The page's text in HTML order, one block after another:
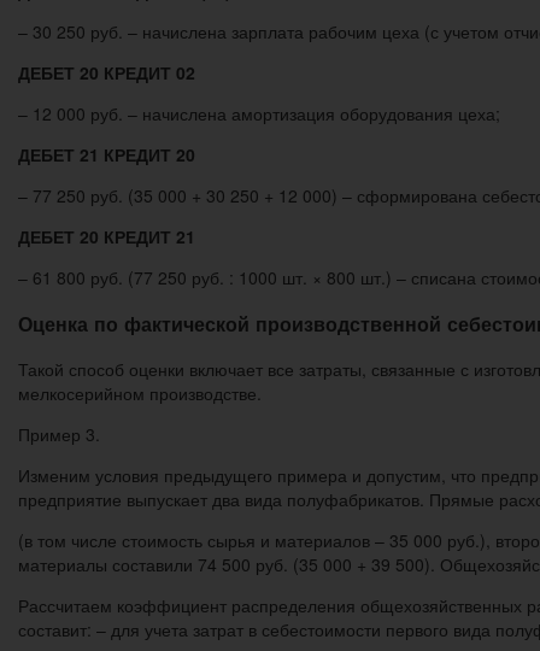
– 30 250 руб. – начислена зарплата рабочим цеха (с учетом
ДЕБЕТ 20 КРЕДИТ 02
– 12 000 руб. – начислена амортизация оборудования цеха;
ДЕБЕТ 21 КРЕДИТ 20
– 77 250 руб. (35 000 + 30 250 + 12 000) – сформирована
ДЕБЕТ 20 КРЕДИТ 21
– 61 800 руб. (77 250 руб. : 1000 шт. × 800 шт.) – списана
Оценка по фактической производственной
Такой способ оценки включает все затраты, связанные с
мелкосерийном производстве.
Пример 3.
Изменим условия предыдущего примера и допустим, что
предприятие выпускает два вида полуфабрикатов. Прямые
(в том числе стоимость сырья и материалов – 35 000 руб.),
материалы составили 74 500 руб. (35 000 + 39 500).
Рассчитаем коэффициент распределения общехозяйственных
составит: – для учета затрат в себестоимости первого вида